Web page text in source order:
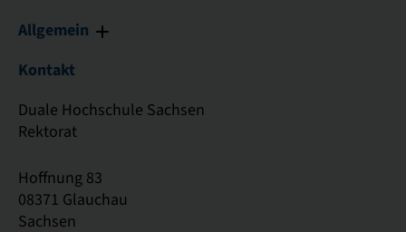
Allgemein
Kontakt
Duale Hochschule Sachsen
Rektorat
Hoffnung 83
08371 Glauchau
Sachsen